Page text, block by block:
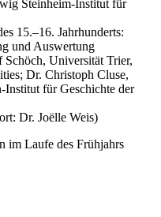
Steinheim-Institut für
15.–16. Jahrhunderts:
und Auswertung
Universität Trier,
Dr. Christoph Cluse,
für Geschichte der
Dr. Joëlle Weis)
im Laufe des Frühjahrs